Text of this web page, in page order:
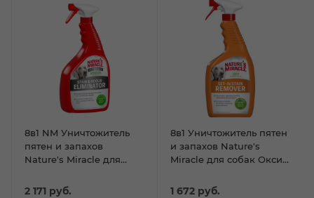
8в1 NM Уничтожитель
пятен и запахов
Nature's Miracle для
эффектом, спрей 946 мл
2 171 руб.
8в1 Уничтожитель пятен
и запахов Nature's
Miracle для собак Окси-
1 672 руб.